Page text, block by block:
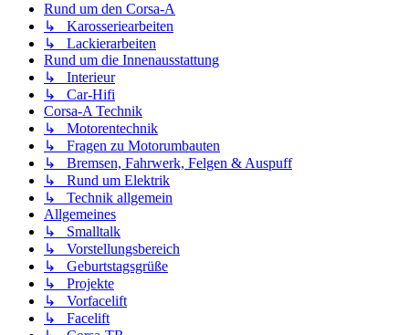
Rund um den Corsa-A
↳ Karosseriearbeiten
↳ Lackierarbeiten
Rund um die Innenausstattung
↳ Interieur
↳ Car-Hifi
Corsa-A Technik
↳ Motorentechnik
↳ Fragen zu Motorumbauten
↳ Bremsen, Fahrwerk, Felgen & Auspuff
↳ Rund um Elektrik
↳ Technik allgemein
Allgemeines
↳ Smalltalk
↳ Vorstellungsbereich
↳ Geburtstagsgrüße
↳ Projekte
↳ Vorfacelift
↳ Facelift